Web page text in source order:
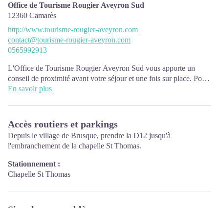
Office de Tourisme Rougier Aveyron Sud
12360 Camarès
http://www.tourisme-rougier-aveyron.com
contact@tourisme-rougier-aveyron.com
0565992913
L'Office de Tourisme Rougier Aveyron Sud vous apporte un
conseil de proximité avant votre séjour et une fois sur place. Pour
préparer vos visites, bénéficier d'un accueil attentionné et de bons
L'Office de Tourisme Rougier Aveyron Sud est ouvert toute
l'année : du lundi au vendredi de 8h30 à 12h et de 14h à 17h30.
En juillet-août : du lundi au samedi matin.
En savoir plus
Accès routiers et parkings
Depuis le village de Brusque, prendre la D12 jusqu'à
l'embranchement de la chapelle St Thomas.
Stationnement :
Chapelle St Thomas